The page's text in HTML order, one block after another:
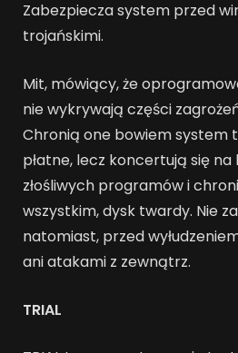
Zabezpiecza system przed
trojańskimi.
Mit, mówiący, że
nie wykrywają części
Chronią one bowiem system
płatne, lecz koncertują się
złośliwych programów i
wszystkim, dysk twardy. Nie
natomiast, przed
ani atakami z zewnątrz.
TRIAL